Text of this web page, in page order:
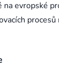
evropské
procesů